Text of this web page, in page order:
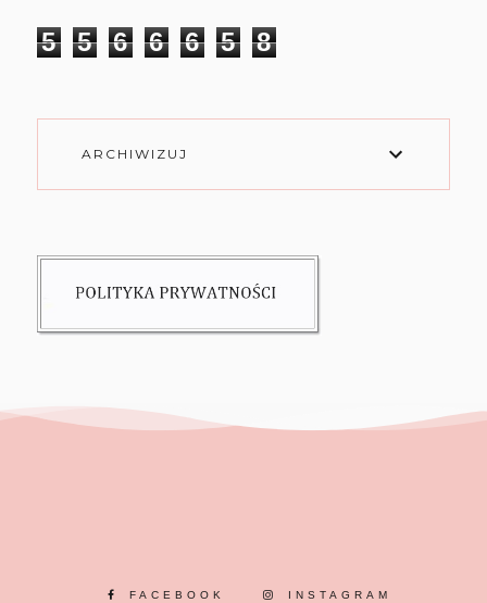
5 5 6 6 6 5 8
ARCHIWIZUJ
FACEBOOK INSTAGRAM